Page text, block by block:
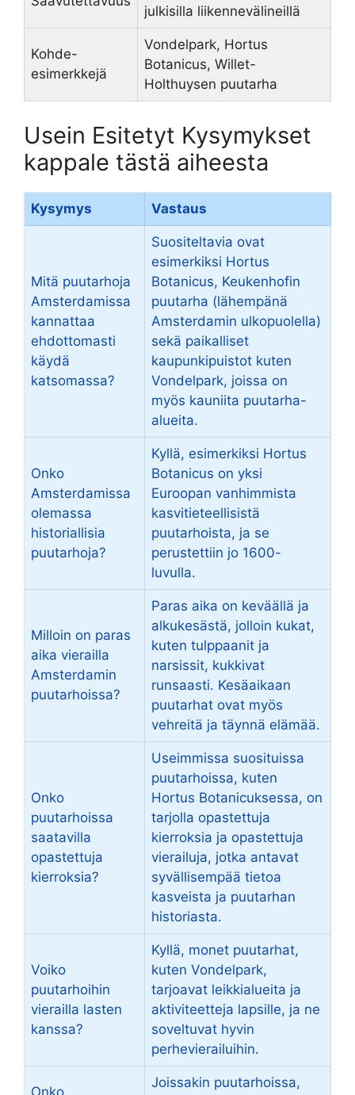
julkisilla liikennevälineillä
Kohde-
esimerkkejä
Vondelpark, Hortus
Botanicus, Willet-
Holthuysen puutarha
Usein Esitetyt Kysymykset
kappale tästä aiheesta
Kysymys Vastaus
Mitä puutarhoja
Amsterdamissa
kannattaa
ehdottomasti
käydä
katsomassa?
Suositeltavia ovat
esimerkiksi Hortus
Botanicus, Keukenhofin
puutarha (lähempänä
Amsterdamin ulkopuolella)
sekä paikalliset
kaupunkipuistot kuten
Vondelpark, joissa on
myös kauniita puutarha-
alueita.
Onko
Amsterdamissa
olemassa
historiallisia
puutarhoja?
Kyllä, esimerkiksi Hortus
Botanicus on yksi
Euroopan vanhimmista
kasvitieteellisistä
puutarhoista, ja se
perustettiin jo 1600-
luvulla.
Milloin on paras
aika vierailla
Amsterdamin
puutarhoissa?
Paras aika on keväällä ja
alkukesästä, jolloin kukat,
kuten tulppaanit ja
narsissit, kukkivat
runsaasti. Kesäaikaan
puutarhat ovat myös
vehreitä ja täynnä elämää.
Onko
puutarhoissa
saatavilla
opastettuja
kierroksia?
Useimmissa suosituissa
puutarhoissa, kuten
Hortus Botanicuksessa, on
tarjolla opastettuja
kierroksia ja opastettuja
vierailuja, jotka antavat
syvällisempää tietoa
kasveista ja puutarhan
historiasta.
Voiko
puutarhoihin
vierailla lasten
kanssa?
Kyllä, monet puutarhat,
kuten Vondelpark,
tarjoavat leikkialueita ja
aktiviteetteja lapsille, ja ne
soveltuvat hyvin
perhevierailuihin.
Onko
Joissakin puutarhoissa,